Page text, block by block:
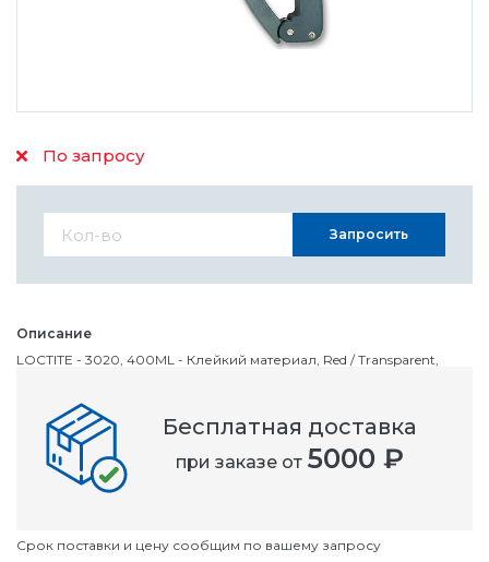
По запросу
Описание
LOCTITE - 3020, 400ML - Клейкий материал, Red / Transparent,
Номенклатурный номер
OC3438574
Cрок поставки и цену сообщим по вашему запросу
Запросить
Бесплатная доставка
при заказе от 5000 ₽